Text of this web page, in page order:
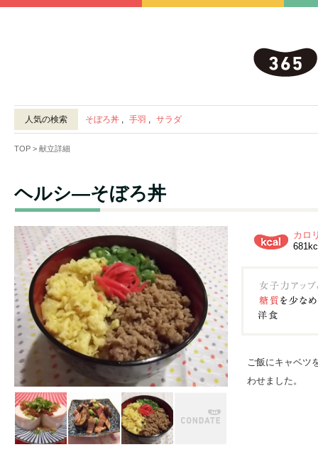
人気の検索 そぼろ丼 , 手羽 , サラダ
TOP > 献立詳細
ヘルシ―そぼろ丼
カロ
ご飯にキャベツ
わせました。